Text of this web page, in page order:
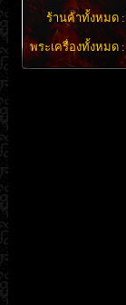
ร้านค้าทั้งหมด :
พระเครื่องทั้งหมด :